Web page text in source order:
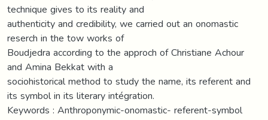
technique gives to its reality and
authenticity and credibility, we carried out an onomastic
reserch in the tow works of
Boudjedra according to the approch of Christiane Achour
and Amina Bekkat with a
sociohistorical method to study the name, its referent and
its symbol in its literary intégration.
Keywords : Anthroponymic-onomastic- referent-symbol